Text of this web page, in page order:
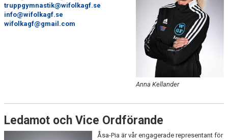
Anna Kellander
truppgymnastik@wifolkagf.se
info@wifolkagf.se
wifolkagf@gmail.com
Ledamot och Vice Ordförande
Åsa-Pia är vår engagerade representant för